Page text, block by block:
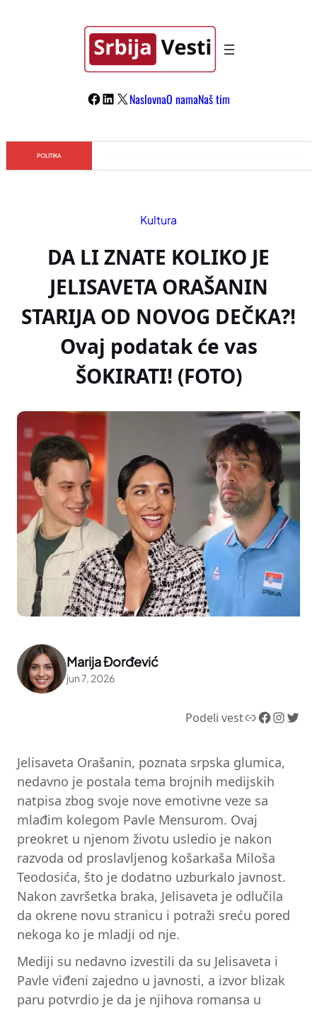
Facebook
LinkedIn
X NaslovnaO namaNaš tim
POLITIKA
Kultura
DA LI ZNATE KOLIKO JE
JELISAVETA ORAŠANIN
STARIJA OD NOVOG DEČKA?!
Ovaj podatak će vas
ŠOKIRATI! (FOTO)
Marija Đorđević
jun 7, 2026
Podeli vestLink Facebook InstagramTwitter
Jelisaveta Orašanin, poznata srpska glumica,
nedavno je postala tema brojnih medijskih
natpisa zbog svoje nove emotivne veze sa
mlađim kolegom Pavle Mensurom. Ovaj
preokret u njenom životu usledio je nakon
razvoda od proslavljenog košarkaša Miloša
Teodosića, što je dodatno uzburkalo javnost.
Nakon završetka braka, Jelisaveta je odlučila
da okrene novu stranicu i potraži sreću pored
nekoga ko je mladji od nje.
Mediji su nedavno izvestili da su Jelisaveta i
Pavle viđeni zajedno u javnosti, a izvor blizak
paru potvrdio je da je njihova romansa u